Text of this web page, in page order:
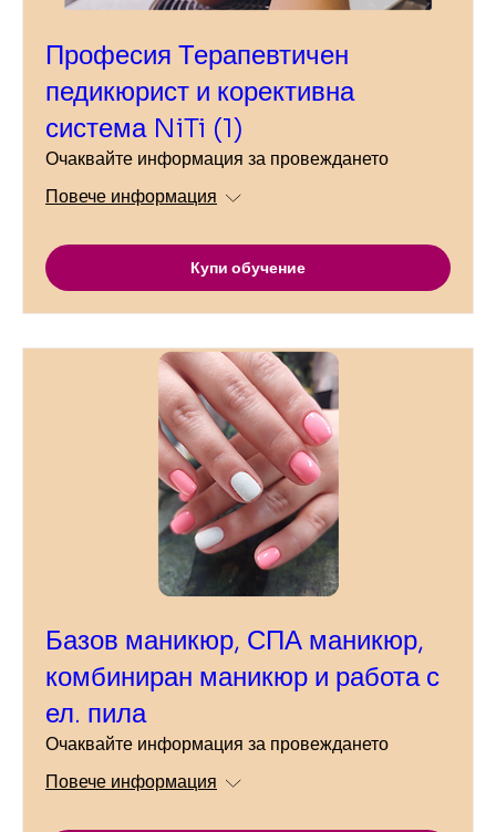
Професия Терапевтичен
педикюрист и корективна
система NiTi (1)
Очаквайте информация за провеждането
Повече информация
Купи обучение
Базов маникюр, СПА маникюр,
комбиниран маникюр и работа с
ел. пила
Очаквайте информация за провеждането
Повече информация